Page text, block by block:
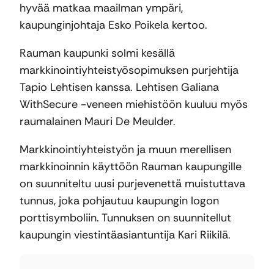
hyvää matkaa maailman ympäri,
kaupunginjohtaja Esko Poikela kertoo.
Rauman kaupunki solmi kesällä
markkinointiyhteistyösopimuksen purjehtija
Tapio Lehtisen kanssa. Lehtisen Galiana
WithSecure -veneen miehistöön kuuluu myös
raumalainen Mauri De Meulder.
Markkinointiyhteistyön ja muun merellisen
markkinoinnin käyttöön Rauman kaupungille
on suunniteltu uusi purjevenettä muistuttava
tunnus, joka pohjautuu kaupungin logon
porttisymboliin. Tunnuksen on suunnitellut
kaupungin viestintäasiantuntija Kari Riikilä.